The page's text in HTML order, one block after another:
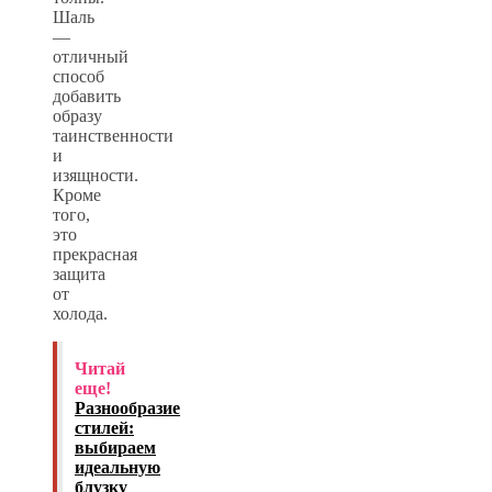
Шаль
—
отличный
способ
добавить
образу
таинственности
и
изящности.
Кроме
того,
это
прекрасная
защита
от
холода.
Читай
еще!
Разнообразие
стилей:
выбираем
идеальную
блузку